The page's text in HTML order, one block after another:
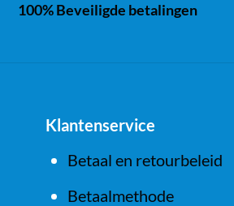
100% Beveiligde betalingen
Klantenservice
Betaal en retourbeleid
Betaalmethode